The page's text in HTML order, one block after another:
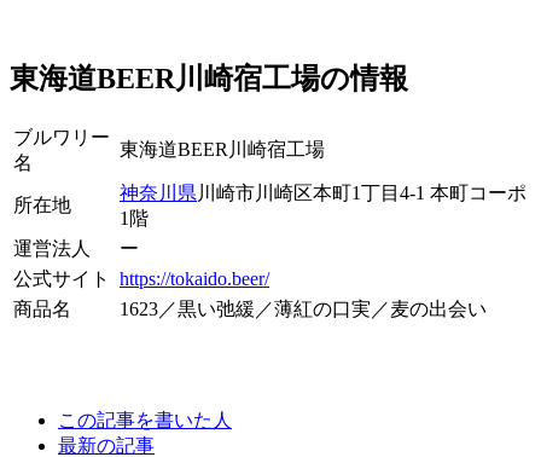
東海道BEER川崎宿工場の情報
ブルワリー
名
東海道BEER川崎宿工場
所在地
神奈川県 川崎市川崎区本町1丁目4-1 本町コーポ
1階
運営法人
ー
公式サイト
https://tokaido.beer/
商品名
1623／黒い弛緩／薄紅の口実／麦の出会い
following
この記事を書いた人
最新の記事